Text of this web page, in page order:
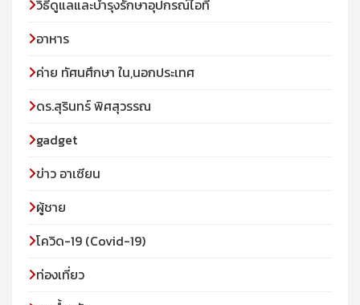
วิธีดูแลและบำรุงรักษาอุปกรณ์ไอที
อาหาร
ค่าย ทัศนศึกษา ใน,นอกประเทศ
ดร.สุรินทร์ พิศสุวรรณ
gadget
ข่าว อาเซียน
ผู้ชาย
โควิด-19 (Covid-19)
ท่องเที่ยว